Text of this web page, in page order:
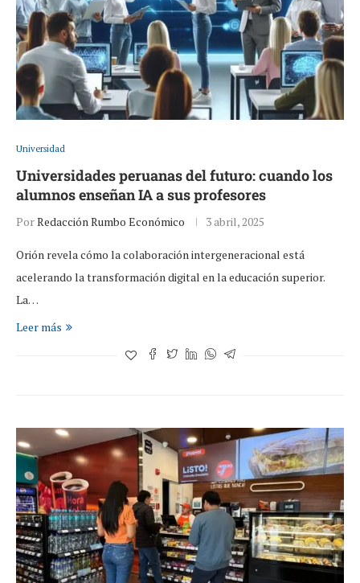
Universidad
Universidades peruanas del futuro: cuando los
alumnos enseñan IA a sus profesores
PorRedacción Rumbo Económico 3 abril, 2025
Orión revela cómo la colaboración intergeneracional está
acelerando la transformación digital en la educación superior.
La…
Leer más